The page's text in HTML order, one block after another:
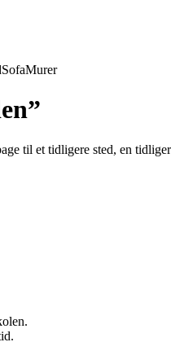
SofaMurer
til et tidligere sted, en